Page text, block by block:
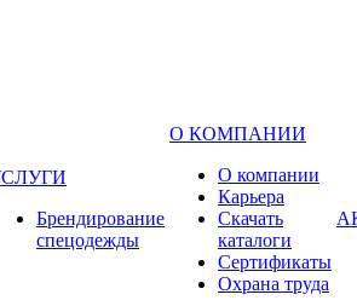
Брендирование
спецодежды
О КОМПАНИИ
О компании
Карьера
Cкачать
каталоги
Сертификаты
Охрана труда